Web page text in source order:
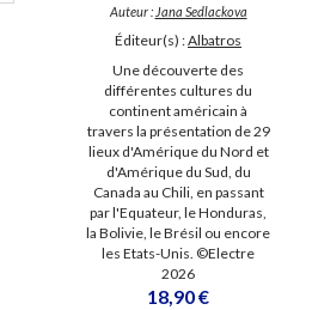
Auteur : Jana Sedlackova
Éditeur(s) :Albatros
Une découverte des
différentes cultures du
continent américain à
travers la présentation de 29
lieux d'Amérique du Nord et
d'Amérique du Sud, du
Canada au Chili, en passant
par l'Equateur, le Honduras,
la Bolivie, le Brésil ou encore
les Etats-Unis. ©Electre
2026
18,90 €